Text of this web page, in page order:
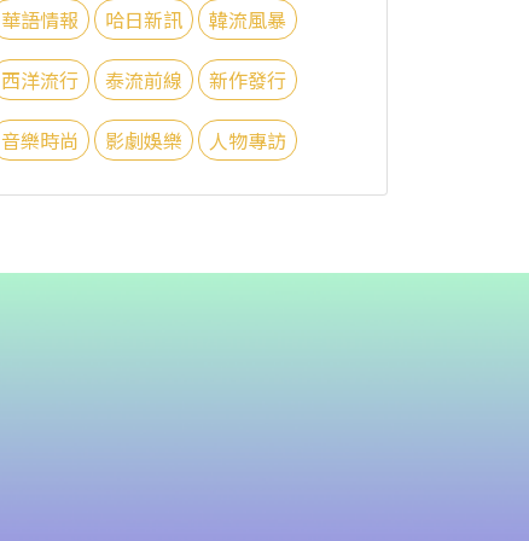
華語情報 哈日新訊 韓流風暴
西洋流行 泰流前線 新作發行
音樂時尚 影劇娛樂 人物專訪